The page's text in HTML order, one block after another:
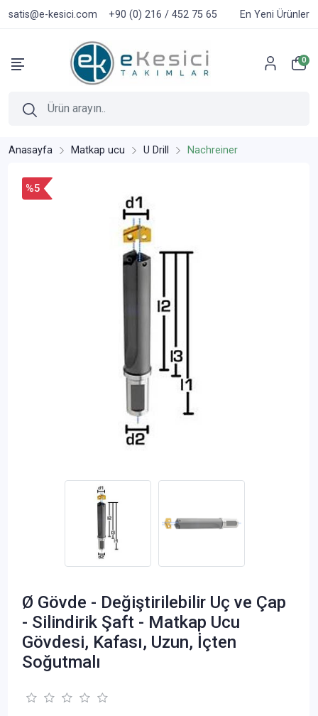
satis@e-kesici.com +90 (0) 216 / 452 75 65 En Yeni Ürünler
0
Anasayfa Matkap ucu U Drill Nachreiner
%5
Ø Gövde - Değiştirilebilir Uç ve Çap
- Silindirik Şaft - Matkap Ucu
Gövdesi, Kafası, Uzun, İçten
Soğutmalı